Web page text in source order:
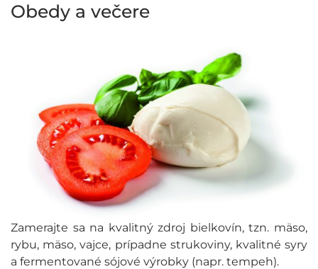
Obedy a večere
Zamerajte sa na kvalitný zdroj bielkovín, tzn. mäso,
rybu, mäso, vajce, prípadne strukoviny, kvalitné syry
a fermentované sójové výrobky (napr. tempeh).